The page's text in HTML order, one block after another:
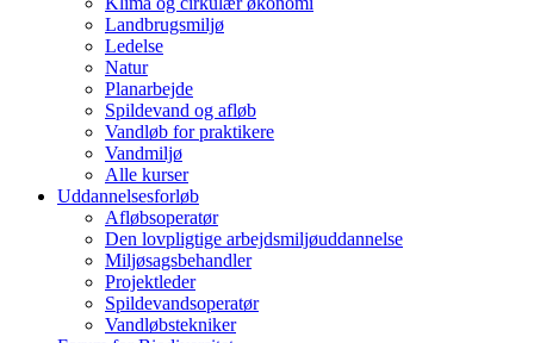
Landbrugsmiljø
Ledelse
Natur
Planarbejde
Spildevand og afløb
Vandløb for praktikere
Vandmiljø
Alle kurser
Uddannelsesforløb
Afløbsoperatør
Den lovpligtige arbejdsmiljøuddannelse
Miljøsagsbehandler
Projektleder
Spilde­vands­operatør
Vandløbstekniker